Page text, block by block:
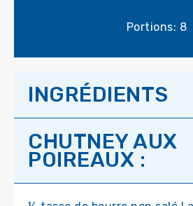
Portions: 8
INGRÉDIENTS
CHUTNEY AUX
POIREAUX :